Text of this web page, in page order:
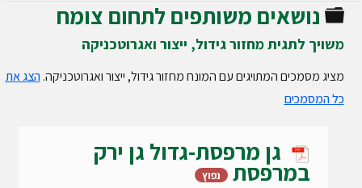
תיקייה
נושאים משותפים לתחום צומח
משויך לתגית מחזור גידול, ייצור ואגרוטכניקה
מציג מסמכים המתויגים עם המונח מחזור גידול, ייצור ואגרוטכניקה.הצג את
כל המסמכים
גן מרפסת-גדול גן ירק
במרפסת נפוץ